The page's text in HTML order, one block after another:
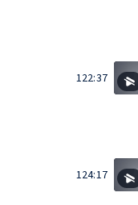
122:37
124:17